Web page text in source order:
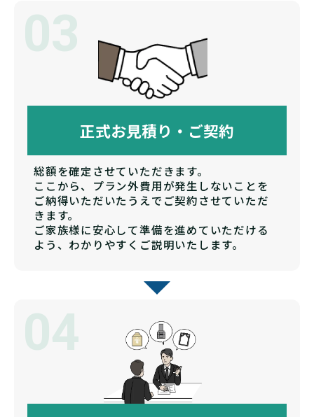
03
正式お見積り・ご契約
総額を確定させていただきます。
ここから、プラン外費用が発生しないことを
ご納得いただいたうえでご契約させていただ
きます。
ご家族様に安心して準備を進めていただける
よう、わかりやすくご説明いたします。
04